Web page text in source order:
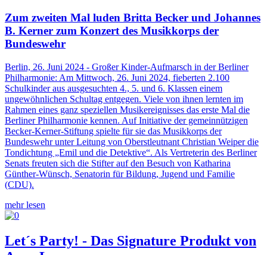
Zum zweiten Mal luden Britta Becker und Johannes
B. Kerner zum Konzert des Musikkorps der
Bundeswehr
Berlin, 26. Juni 2024 - Großer Kinder-Aufmarsch in der Berliner
Philharmonie: Am Mittwoch, 26. Juni 2024, fieberten 2.100
Schulkinder aus ausgesuchten 4., 5. und 6. Klassen einem
ungewöhnlichen Schultag entgegen. Viele von ihnen lernten im
Rahmen eines ganz speziellen Musikereignisses das erste Mal die
Berliner Philharmonie kennen. Auf Initiative der gemeinnützigen
Becker-Kerner-Stiftung spielte für sie das Musikkorps der
Bundeswehr unter Leitung von Oberstleutnant Christian Weiper die
Tondichtung „Emil und die Detektive“. Als Vertreterin des Berliner
Senats freuten sich die Stifter auf den Besuch von Katharina
Günther-Wünsch, Senatorin für Bildung, Jugend und Familie
(CDU).
mehr lesen
Let´s Party! - Das Signature Produkt von